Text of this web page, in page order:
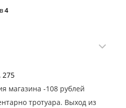
4
275
магазина -108 рублей
тротуара. Выход из